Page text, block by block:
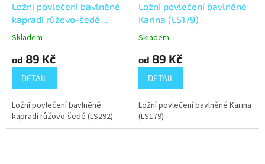
Ložní povlečení bavlněné
kapradí růžovo-šedé
(LS292)
Skladem
od 89 Kč
DETAIL
Ložní povlečení bavlněné
kapradí růžovo-šedé (LS292)
Ložní povlečení bavlněné
Karina (LS179)
Skladem
od 89 Kč
DETAIL
Ložní povlečení bavlněné Karina
(LS179)